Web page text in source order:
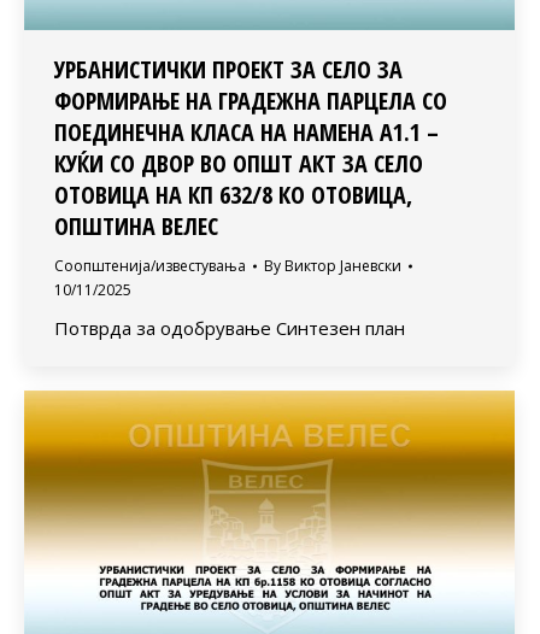
УРБАНИСТИЧКИ ПРОЕКТ ЗА СЕЛО ЗА
ФОРМИРАЊЕ НА ГРАДЕЖНА ПАРЦЕЛА СО
ПОЕДИНЕЧНА КЛАСА НА НАМЕНА А1.1 –
КУЌИ СО ДВОР ВО ОПШТ АКТ ЗА СЕЛО
ОТОВИЦА НА КП 632/8 КО ОТОВИЦА,
ОПШТИНА ВЕЛЕС
Соопштенија/известувања By Виктор Јаневски
10/11/2025
Потврда за одобрување Синтезен план